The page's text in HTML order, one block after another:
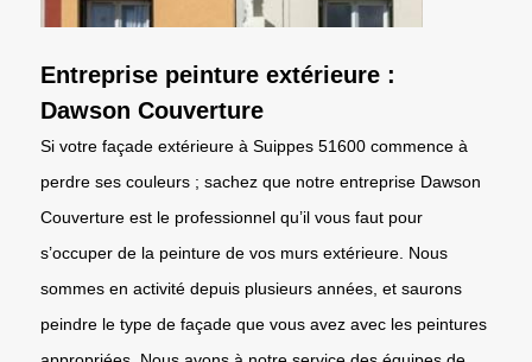
Entreprise peinture extérieure :
Dawson Couverture
Si votre façade extérieure à Suippes 51600 commence à
perdre ses couleurs ; sachez que notre entreprise Dawson
Couverture est le professionnel qu’il vous faut pour
s’occuper de la peinture de vos murs extérieure. Nous
sommes en activité depuis plusieurs années, et saurons
peindre le type de façade que vous avez avec les peintures